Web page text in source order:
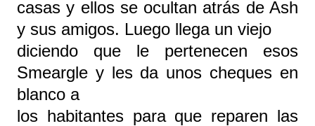
casas y ellos se ocultan atrás de Ash
y sus amigos. Luego llega un viejo
diciendo que le pertenecen esos
Smeargle y les da unos cheques en
blanco a
los habitantes para que reparen las